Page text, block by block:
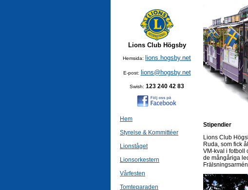
Lions Club Högsby
Hemsida: lions.hogsby.net
E-post: lions@hogsby.net
Swish: 123 240 42 83
Hem
Styrelse & Kommittéer
Lionståget
Lionsorkestern
Vårfesten
Tomteparaden
Stipendier
Lions Club
Ruda, som fick
VM-kval i fotboll
de mångåriga